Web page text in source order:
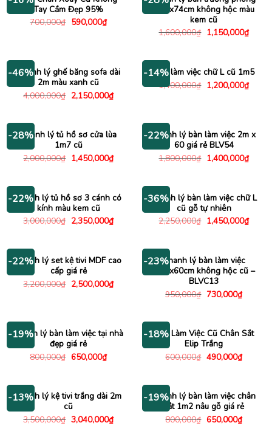
Tay Cầm Đẹp 95%
700,000₫ Giá
590,000₫Giá
hiện
1m6x74cm không hộc màu
kem cũ
1,600,000₫ Giá
gốc
1,150,000₫Giá
hiện
-46%
Thanh lý ghế băng sofa dài
2m màu xanh cũ
4,000,000₫ Giá
gốc
2,150,000₫Giá
hiện
2,150,000₫.
-14%
Bàn làm việc chữ L cũ 1m5
1,400,000₫ Giá
gốc
1,200,000₫Giá
hiện
-28%Thanh lý tủ hồ sơ cửa lùa
1m7 cũ
2,000,000₫ Giá
gốc
1,450,000₫Giá
hiện
1,450,000₫.
-22%
Thanh lý bàn làm việc 2m x
60 giá rẻ BLV54
1,800,000₫ Giá
gốc
1,400,000₫Giá
hiện
-22%
Thanh lý tủ hồ sơ 3 cánh có
kính màu kem cũ
3,000,000₫ Giá
gốc
2,350,000₫Giá
hiện
2,350,000₫.
-36%
Thanh lý bàn làm việc chữ L
cũ gỗ tự nhiên
2,250,000₫ Giá
gốc
1,450,000₫Giá
hiện
-22%
Thanh lý set kệ tivi MDF cao
cấp giá rẻ
3,200,000₫ Giá
gốc
2,500,000₫Giá
hiện
-23%Thanh lý bàn làm việc
1m2x60cm không hộc cũ –
BLVC13
950,000₫ Giá
730,000₫Giá
hiện
-19%
Thanh lý bàn làm việc tại nhà
đẹp giá rẻ
800,000₫ Giá
650,000₫Giá
hiện
650,000₫.
-18%
Bàn Làm Việc Cũ Chân Sắt
Elip Trắng
600,000₫ Giá
490,000₫Giá
hiện
-13%
Thanh lý kệ tivi trắng dài 2m
cũ
3,500,000₫ Giá
gốc
3,040,000₫Giá
hiện
-19%
Thanh lý bàn làm việc chân
sắt 1m2 nâu gỗ giá rẻ
800,000₫ Giá
650,000₫Giá
hiện